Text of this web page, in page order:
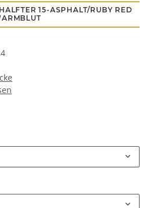
15-ASPHALT/RUBY RED